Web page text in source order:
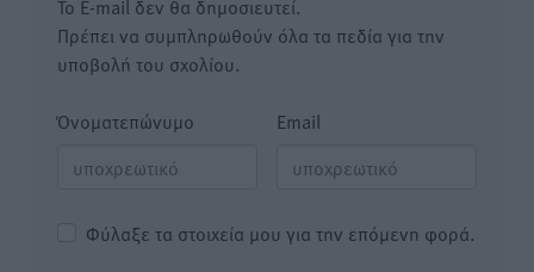
Το E-mail δεν θα δημοσιευτεί.
Πρέπει να συμπληρωθούν όλα τα πεδία για την
υποβολή του σχολίου.
Όνοματεπώνυμο Email
Φύλαξε τα στοιχεία μου για την επόμενη φορά.